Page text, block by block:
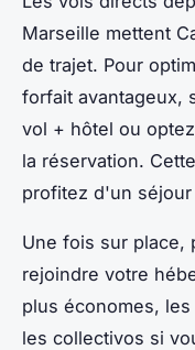
Marseille mettent
de trajet. Pour
forfait avantageux,
vol + hôtel ou
la réservation.
profitez d'un séjour
Une fois sur place,
rejoindre votre
plus économes,
les collectivos si